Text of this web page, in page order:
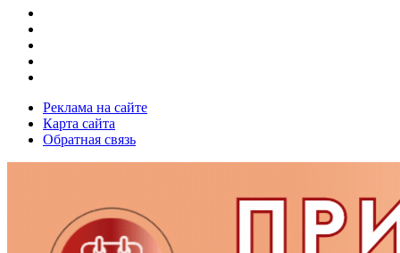
Реклама на сайте
Карта сайта
Обратная связь